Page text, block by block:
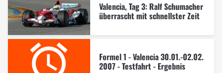
Valencia, Tag 3: Ralf Schumacher
überrascht mit schnellster Zeit
Formel 1 - Valencia 30.01.-02.02.
2007 - Testfahrt - Ergebnis